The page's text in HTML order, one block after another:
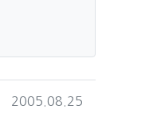
작성일
2005.08.25